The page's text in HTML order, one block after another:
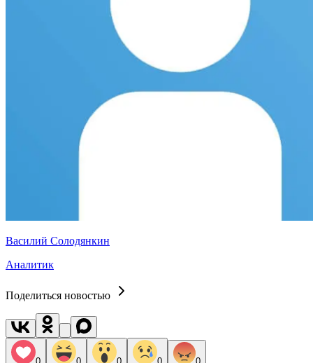
Василий Солодянкин
Аналитик
Поделиться новостью